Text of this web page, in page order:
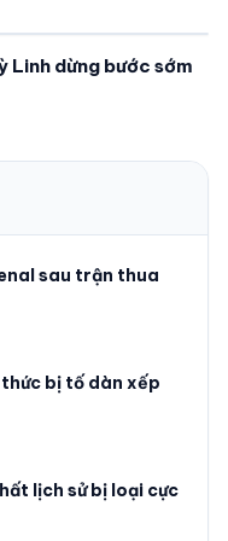
Linh dừng bước sớm
sau trận thua
bị tố dàn xếp
lịch sử bị loại cực